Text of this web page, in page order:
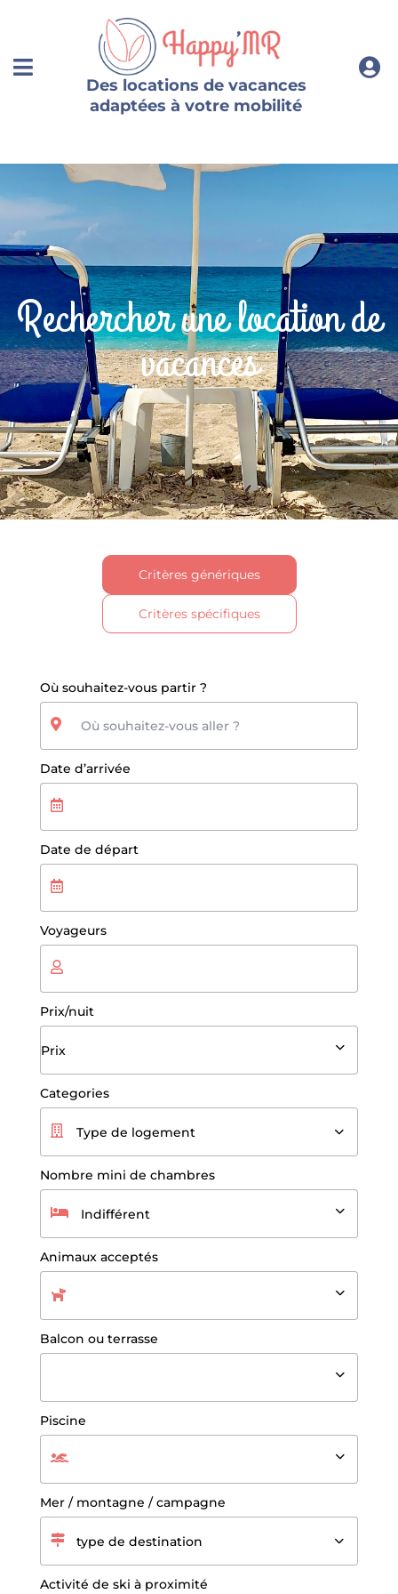
Des locations de vacances
adaptées à votre mobilité
Rechercher une location de
vacances
Critères génériques
Critères spécifiques
Où souhaitez-vous partir ?
Date d’arrivée
Date de départ
Voyageurs
Prix/nuit
Prix
Categories
Type de logement
Nombre mini de chambres
Indifférent
Animaux acceptés
Balcon ou terrasse
Piscine
Mer / montagne / campagne
type de destination
Activité de ski à proximité